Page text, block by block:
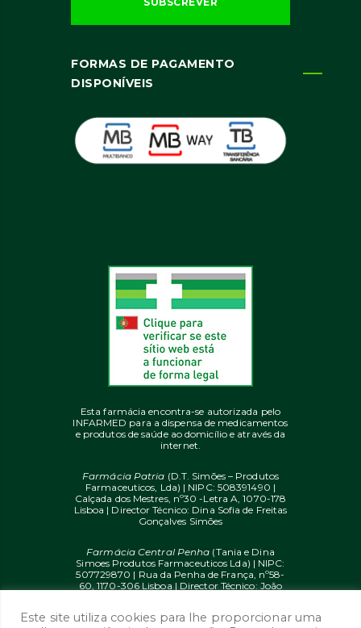
FORMAS DE PAGAMENTO
DISPONÍVEIS
Esta farmácia encontra-se autorizada pelo
INFARMED para a dispensa de medicamentos
e produtos de saúde ao domicílio e através da
internet.
Farmácia Patria (D.T. Simões – Produtos
Farmaceuticos, Lda) | NIPC: 508391490 |
Calçada dos Mestres, nº30 -Letra A, 1070-178
Lisboa | Director Técnico: Dina Sofia de Freitas
Gonçalves Simões
Farmácia Central Penha (Tania e Dina
Simoes Produtos Farmaceuticos Lda) | NIPC:
507729870 | Rua da Penha de França, nº58-
60, 1170-306 Lisboa | Director Técnico: João
Este site utiliza cookies para lhe proporcionar uma